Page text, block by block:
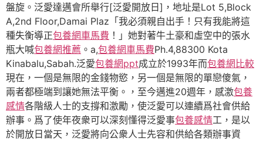
盤旋。泛愛達邁會所舉行[泛愛開放日]，地址是Lot 5,Block
A,2nd Floor,Damai Plaz「我必須親自出手！只有我能將這
種失衡導正包養網車馬費 ！」她對著牛土豪和虛空中的張水
瓶大喊包養網推薦 。a,包養網車馬費Ph.4,88300 Kota
Kinabalu,Sabah.泛愛包養網ppt成立於1993年而包養網比較
現在，一個是無限的金錢物慾，另一個是無限的單戀傻氣，
兩者都極端到讓她無法平衡。，至今邁進20週年，感激包養
感情各階級人士的支撐和激勵，使泛愛可以連續爲社會供給
辦事。爲了使年夜衆可以深刻懂得泛愛事包養感情工，是以
於開放日當天，泛愛將向公衆人士先容和供給各類辦事資